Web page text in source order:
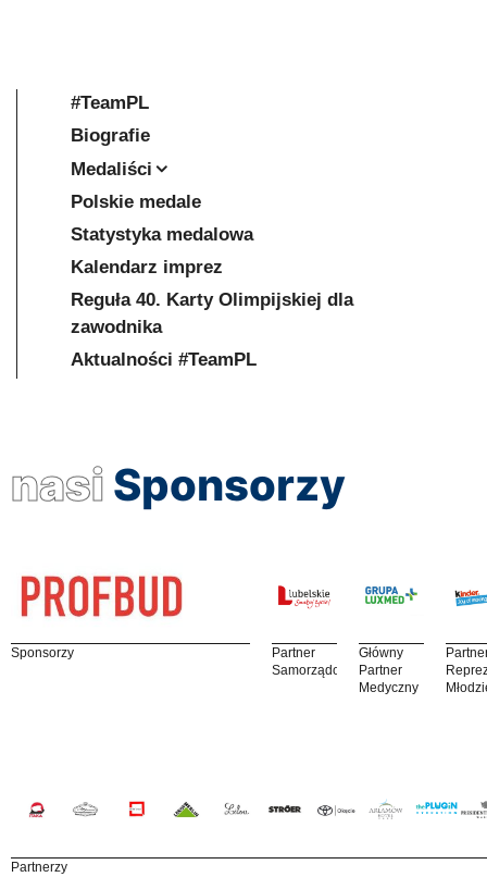
#TeamPL
Biografie
Medaliści
Polskie medale
Statystyka medalowa
Kalendarz imprez
Reguła 40. Karty Olimpijskiej dla
zawodnika
Aktualności #TeamPL
nasi Sponsorzy
Sponsorzy
Partner
Samorządowy
Główny
Partner
Medyczny
Partnerzy